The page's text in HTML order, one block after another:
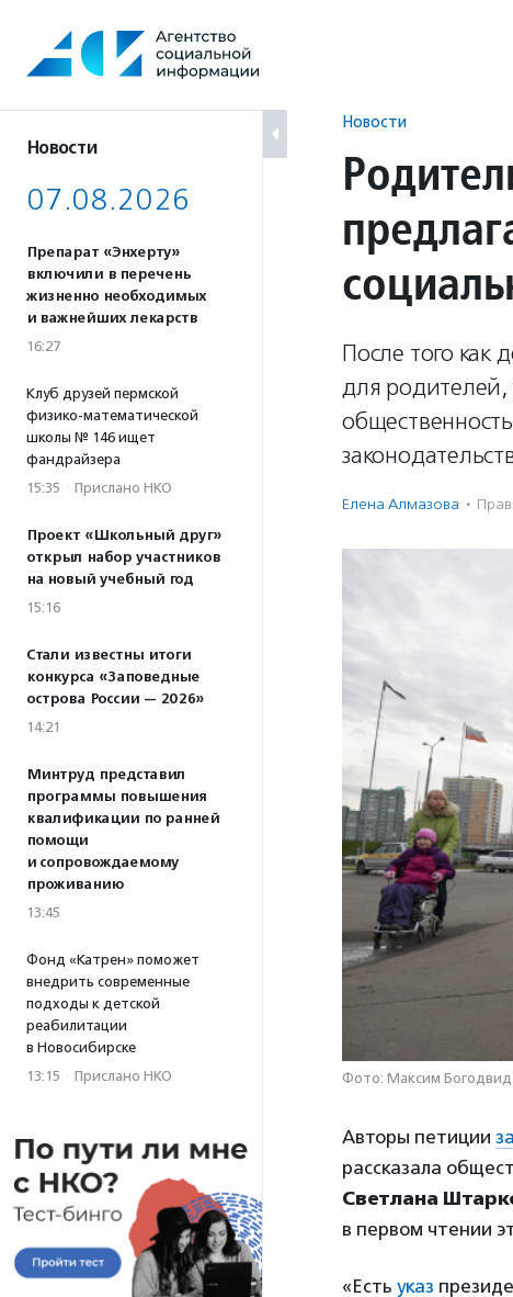
содержанию
Новости
07.08.2026
Препарат «Энхерту»
включили в перечень
жизненно необходимых
и важнейших лекарств
16:27
Клуб друзей пермской
физико-математической
школы № 146 ищет
фандрайзера
15:35 · Прислано НКО
Проект «Школьный друг»
открыл набор участников
на новый учебный год
15:16
Стали известны итоги
конкурса «Заповедные
острова России — 2026»
14:21
Минтруд представил
программы повышения
квалификации по ранней
помощи
и сопровождаемому
проживанию
13:45
Фонд «Катрен» поможет
внедрить современные
подходы к детской
реабилитации
в Новосибирске
13:15 · Прислано НКО
Новости
После того как
для
Елена Алмазова ·
Фото: Максим
Авторы петиции
рассказала
Светлана
в первом чтении
«Есть указ